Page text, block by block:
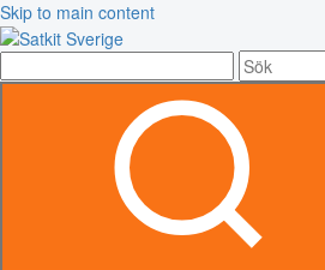
Skip to main content